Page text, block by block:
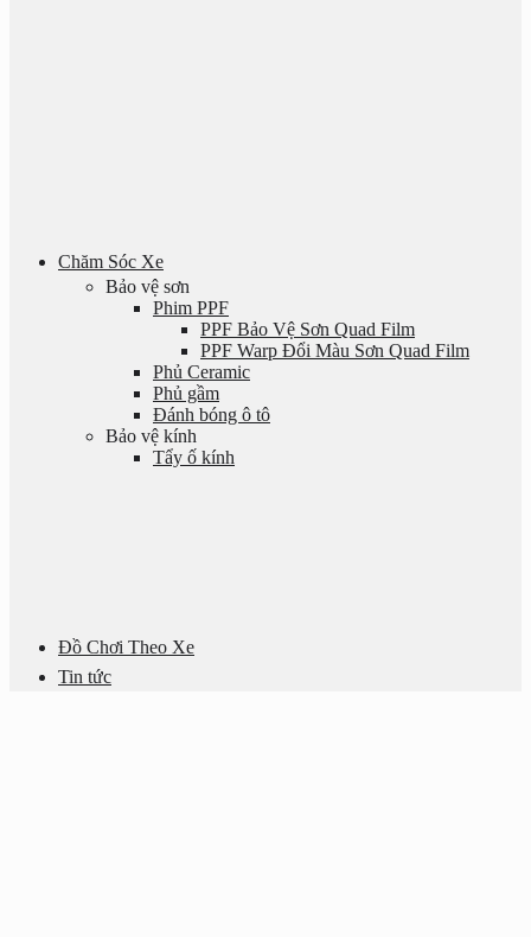
Chăm Sóc Xe
Bảo vệ sơn
Phim PPF
PPF Bảo Vệ Sơn Quad Film
PPF Warp Đổi Màu Sơn Quad Film
Phủ Ceramic
Phủ gầm
Đánh bóng ô tô
Bảo vệ kính
Tẩy ố kính
Đồ Chơi Theo Xe
Tin tức